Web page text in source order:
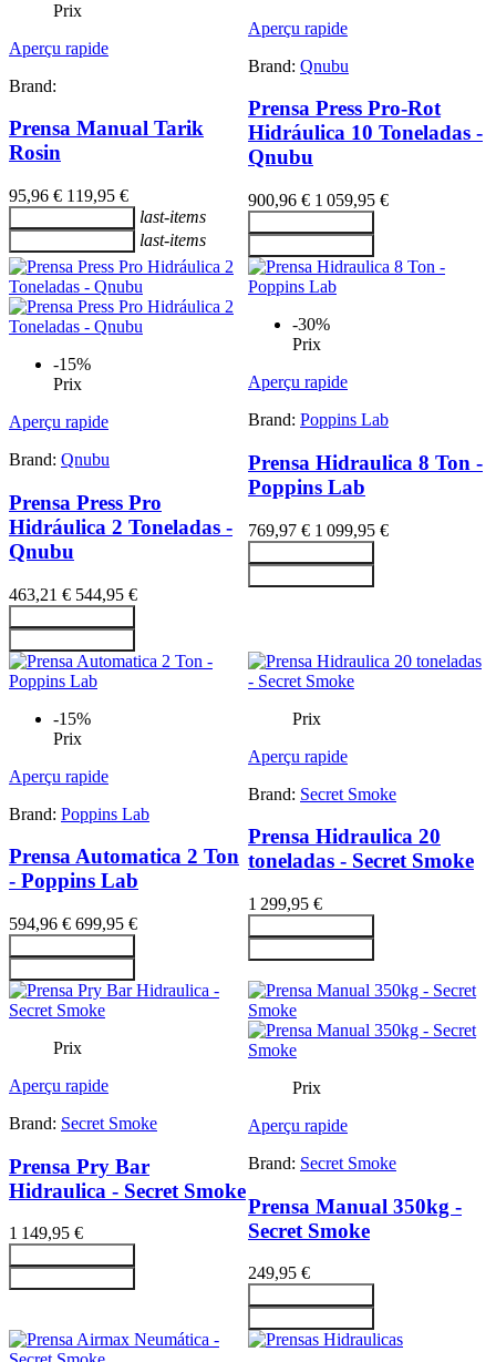
Prix
Aperçu rapide
Brand:
Prensa Manual Tarik
Rosin
95,96 € 119,95 €
last-items
last-items
Aperçu rapide
Brand: Qnubu
Prensa Press Pro-Rot
Hidráulica 10 Toneladas -
Qnubu
900,96 € 1 059,95 €
-15%
Prix
Aperçu rapide
Brand: Qnubu
Prensa Press Pro
Hidráulica 2 Toneladas -
Qnubu
463,21 € 544,95 €
-30%
Prix
Aperçu rapide
Brand: Poppins Lab
Prensa Hidraulica 8 Ton -
Poppins Lab
769,97 € 1 099,95 €
-15%
Prix
Aperçu rapide
Brand: Poppins Lab
Prensa Automatica 2 Ton
- Poppins Lab
594,96 € 699,95 €
Prix
Aperçu rapide
Brand: Secret Smoke
Prensa Hidraulica 20
toneladas - Secret Smoke
1 299,95 €
Prix
Aperçu rapide
Brand: Secret Smoke
Prensa Pry Bar
Hidraulica - Secret Smoke
1 149,95 €
Prix
Aperçu rapide
Brand: Secret Smoke
Prensa Manual 350kg -
Secret Smoke
249,95 €